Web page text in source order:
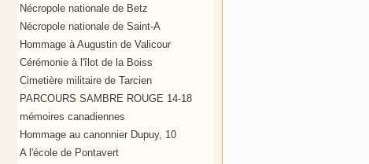
Nécropole nationale de Betz
Nécropole nationale de Saint-A
Hommage à Augustin de Valicour
Cérémonie à l'îlot de la Boiss
Cimetière militaire de Tarcien
PARCOURS SAMBRE ROUGE 14-18
mémoires canadiennes
Hommage au canonnier Dupuy, 10
A l'école de Pontavert